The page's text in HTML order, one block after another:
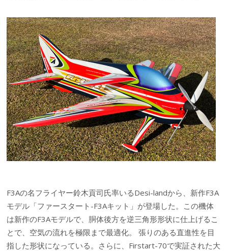
F3Aの名フライヤー鈴木貢司氏率いるDesi-landから、新作F3A
モデル「ファースタート-F3Aキット」が登場した。この機体
は新作のF3Aモデルで、胴体後方を逆三角形形状に仕上げるこ
とで、空気の流れを極限まで最適化。 張りのある直進性を目
指した形状になっている。さらに、Firstart-70で実証された大